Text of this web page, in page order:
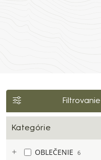
Filtrovanie
Kategórie
OBLEČENIE 6